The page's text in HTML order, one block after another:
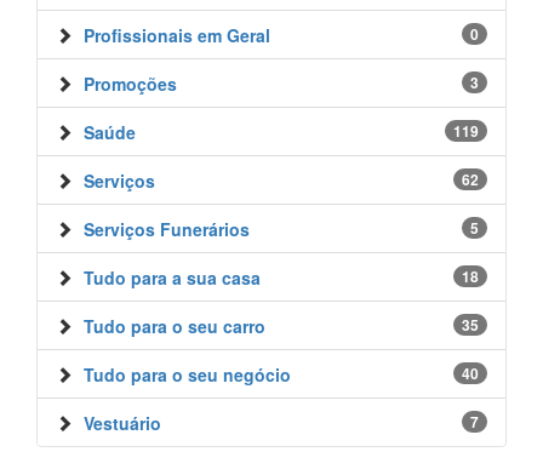
0
Profissionais em Geral
3
Promoções
119
Saúde
62
Serviços
5
Serviços Funerários
18
Tudo para a sua casa
35
Tudo para o seu carro
40
Tudo para o seu negócio
7
Vestuário